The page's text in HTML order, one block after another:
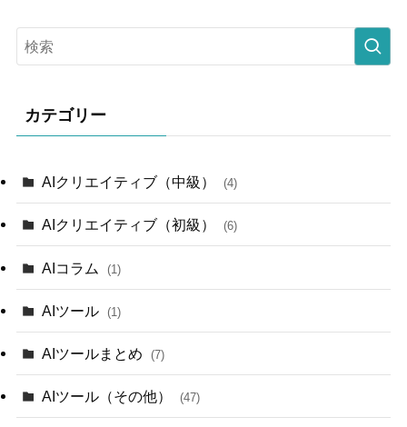
カテゴリー
AIクリエイティブ（中級） (4)
AIクリエイティブ（初級） (6)
AIコラム (1)
AIツール (1)
AIツールまとめ (7)
AIツール（その他） (47)